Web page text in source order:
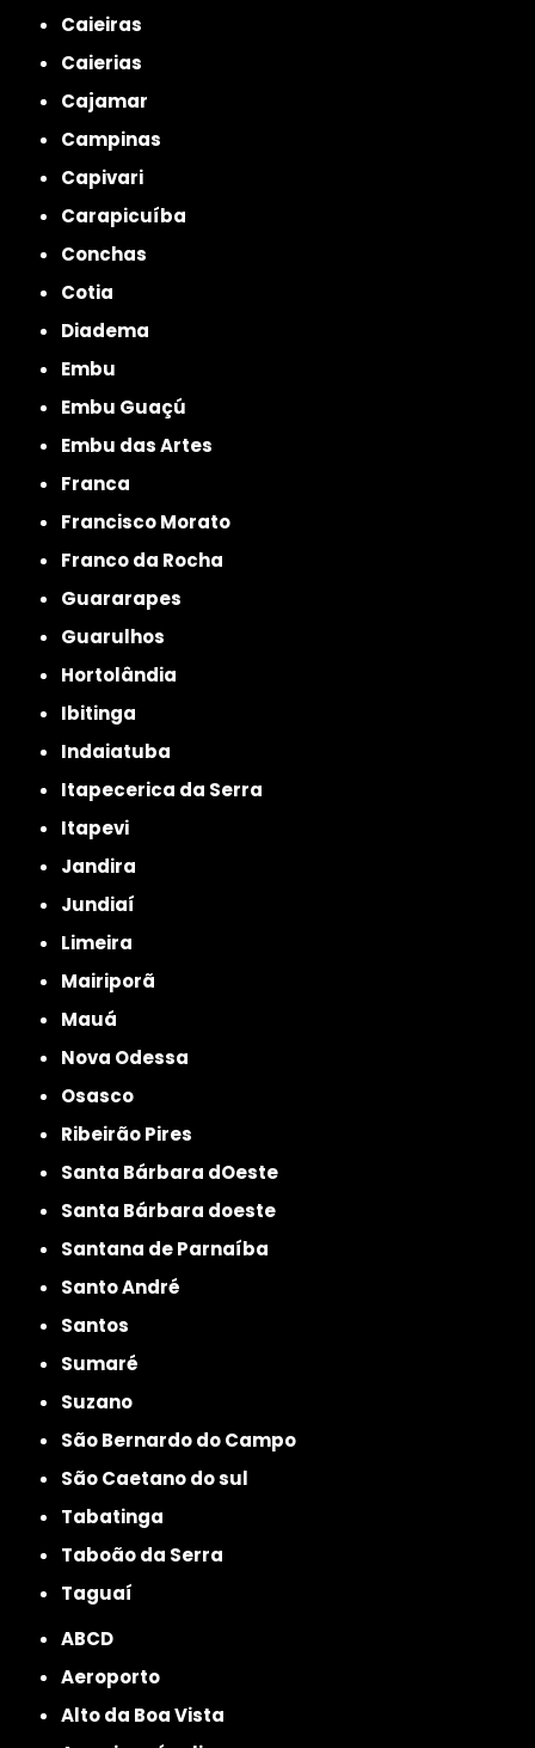
Caieiras
Caierias
Cajamar
Campinas
Capivari
Carapicuíba
Conchas
Cotia
Diadema
Embu
Embu Guaçú
Embu das Artes
Franca
Francisco Morato
Franco da Rocha
Guararapes
Guarulhos
Hortolândia
Ibitinga
Indaiatuba
Itapecerica da Serra
Itapevi
Jandira
Jundiaí
Limeira
Mairiporã
Mauá
Nova Odessa
Osasco
Ribeirão Pires
Santa Bárbara dOeste
Santa Bárbara doeste
Santana de Parnaíba
Santo André
Santos
Sumaré
Suzano
São Bernardo do Campo
São Caetano do sul
Tabatinga
Taboão da Serra
Taguaí
ABCD
Aeroporto
Alto da Boa Vista